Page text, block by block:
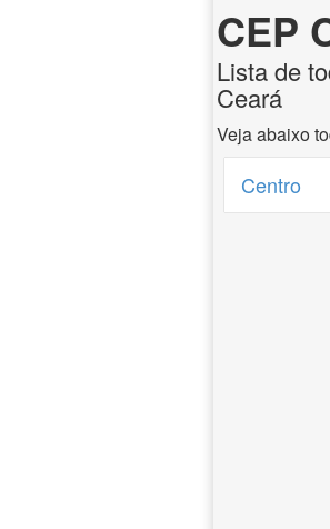
CEP
Lista de
Ceará
Veja abaixo
Centro